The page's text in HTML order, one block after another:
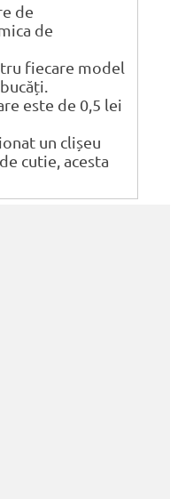
de
de
fiecare model
este de 0,5 lei
un clișeu
cutie, acesta